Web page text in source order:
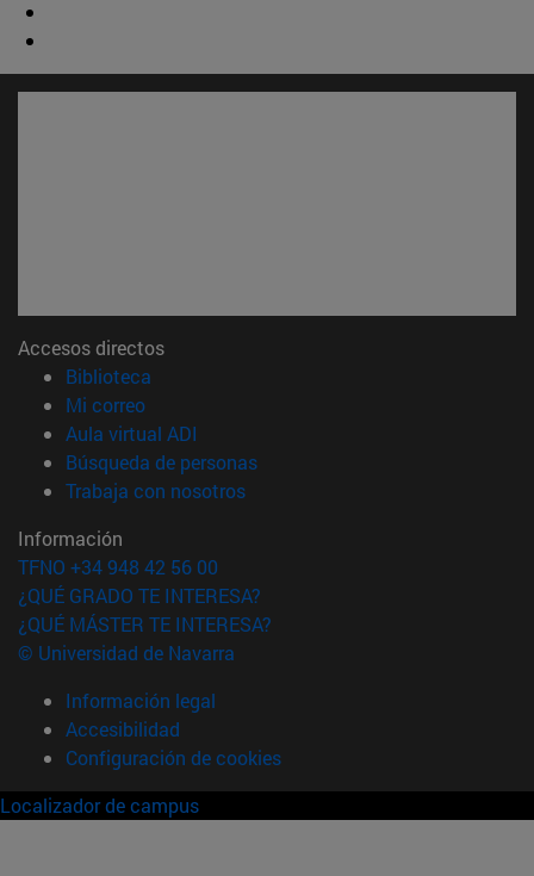
Accesos directos
Biblioteca
Mi correo(abre en nueva ventana)
Aula virtual ADI
Búsqueda de personas(abre en nueva ventana)
Trabaja con nosotros(abre en nueva ventana)
Información
TFNO +34 948 42 56 00
¿QUÉ GRADO TE INTERESA?
¿QUÉ MÁSTER TE INTERESA?
© Universidad de Navarra
Información legal
Accesibilidad
Configuración de cookies
Localizador de campus